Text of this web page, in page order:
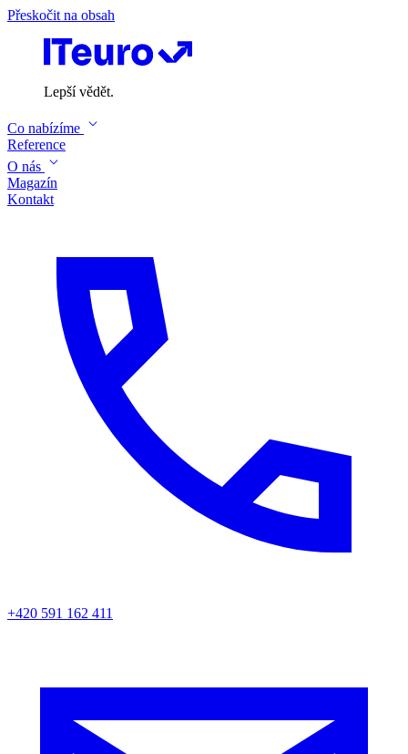
Přeskočit na obsah
Lepší vědět.
Co nabízíme
Reference
O nás
Magazín
Kontakt
+420 591 162 411